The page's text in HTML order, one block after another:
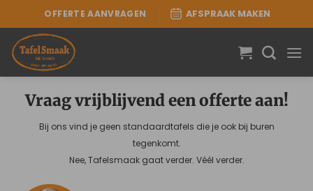
naar
inhoud
OFFERTE AANVRAGEN AFSPRAAK MAKEN
Vraag vrijblijvend een offerte aan!
Bij ons vind je geen standaardtafels die je ook bij buren
tegenkomt.
Nee, Tafelsmaak gaat verder. Véél verder.